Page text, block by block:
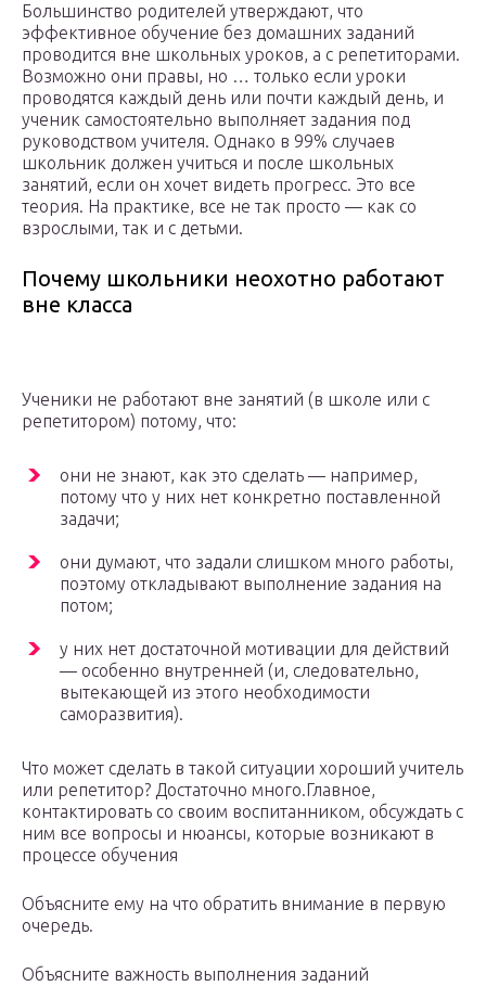
Большинство родителей утверждают, что
эффективное обучение без домашних заданий
проводится вне школьных уроков, а с репетиторами.
Возможно они правы, но … только если уроки
проводятся каждый день или почти каждый день, и
ученик самостоятельно выполняет задания под
руководством учителя. Однако в 99% случаев
школьник должен учиться и после школьных
занятий, если он хочет видеть прогресс. Это все
теория. На практике, все не так просто — как со
взрослыми, так и с детьми.
Почему школьники неохотно работают
вне класса
Ученики не работают вне занятий (в школе или с
репетитором) потому, что:
они не знают, как это сделать — например,
потому что у них нет конкретно поставленной
задачи;
они думают, что задали слишком много работы,
поэтому откладывают выполнение задания на
потом;
у них нет достаточной мотивации для действий
— особенно внутренней (и, следовательно,
вытекающей из этого необходимости
саморазвития).
Что может сделать в такой ситуации хороший учитель
или репетитор? Достаточно много.Главное,
контактировать со своим воспитанником, обсуждать с
ним все вопросы и нюансы, которые возникают в
процессе обучения
Объясните ему на что обратить внимание в первую
очередь.
Объясните важность выполнения заданий